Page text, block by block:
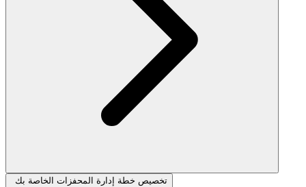
تخصيص خطة إدارة المحفزات الخاصة بك